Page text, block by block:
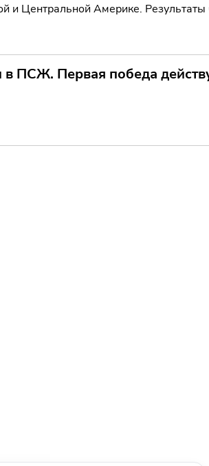
и Центральной Америке. Результаты
ПСЖ. Первая победа